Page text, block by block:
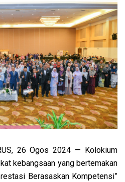
26 Ogos 2024 — Kolokium
kebangsaan yang bertemakan
Berasaskan Kompetensi”